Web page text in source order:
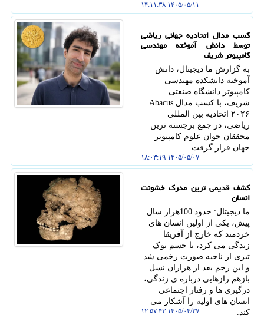
۱۴۰۵/۰۵/۱۱ ۱۴:۱۱:۳۸
کسب مدال اتحادیه جهانی ریاضی
توسط دانش آموخته مهندسی
کامپیوتر شریف
به گزارش ما دیجیتال، دانش
آموخته دانشکده مهندسی
کامپیوتر دانشگاه صنعتی
شریف، با کسب مدال Abacus
۲۰۲۶ اتحادیه بین المللی
ریاضی، در جمع برجسته ترین
محققان جوان علوم کامپیوتر
جهان قرار گرفت.
۱۴۰۵/۰۵/۰۷ ۱۸:۰۳:۱۹
کشف قدیمی ترین مدرک خشونت
انسان
ما دیجیتال: حدود 100هزار سال
پیش، یکی از اولین انسان های
خردمند که خارج از آفریقا
زندگی می کرد، با جسم نوک
تیزی از ناحیه صورت زخمی شد
و این زخم بعد از هزاران نسل
بازهم رازهایی درباره ی زندگی،
درگیری ها و رفتار اجتماعی
انسان های اولیه را آشکار می
کند.
۱۴۰۵/۰۴/۲۷ ۱۲:۵۷:۴۳